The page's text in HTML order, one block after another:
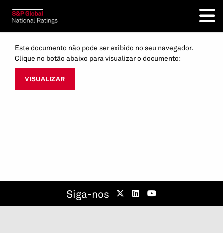
Este documento não pode ser exibido no seu navegador.
Clique no botão abaixo para visualizar o documento:
VISUALIZAR
Siga-nos